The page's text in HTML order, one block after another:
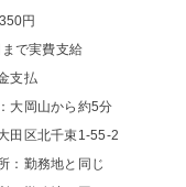
円
で実費支給
支払
大岡山から約5分
田区北千束1-55-2
：勤務地と同じ